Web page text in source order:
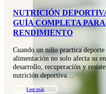
NUTRICIÓN
GUÍA COMPLETA
RENDIMIENTO
Cuando un niño practica
alimentación no solo afecta su
desarrollo, recuperación y
nutrición deportiva…
Leer más